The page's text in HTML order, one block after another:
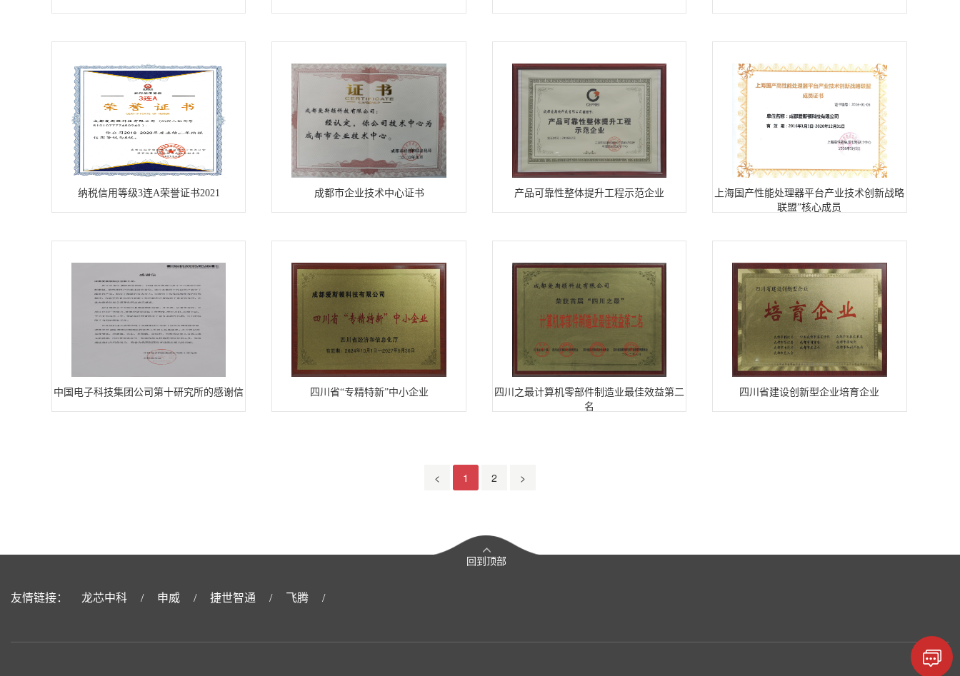
纳税信用等级3连A荣誉证书2021 成都市企业技术中心证书 产品可靠性整体提升工程示范企业
上海国产性能处理器平台产业技术创新战略
联盟”核心成员
中国电子科技集团公司第十研究所的感谢信 四川省“专精特新”中小企业
四川之最计算机零部件制造业最佳效益第二
名
四川省建设创新型企业培育企业
< 1 2 >
回到顶部
友情链接： 龙芯中科 / 申威 / 捷世智通 / 飞腾 /